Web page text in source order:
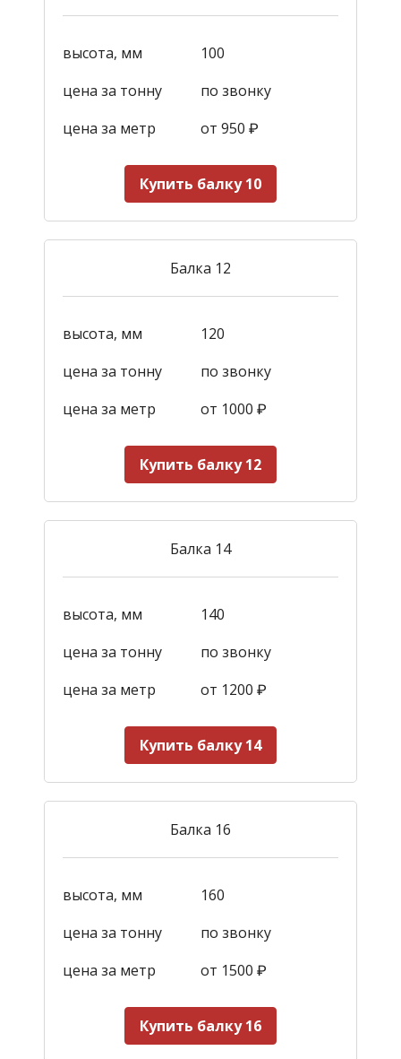
высота, мм
100
цена за тонну
по звонку
цена за метр
от 950 ₽
Купить балку 10
Балка 12
высота, мм
120
цена за тонну
по звонку
цена за метр
от 1000 ₽
Купить балку 12
Балка 14
высота, мм
140
цена за тонну
по звонку
цена за метр
от 1200 ₽
Купить балку 14
Балка 16
высота, мм
160
цена за тонну
по звонку
цена за метр
от 1500 ₽
Купить балку 16